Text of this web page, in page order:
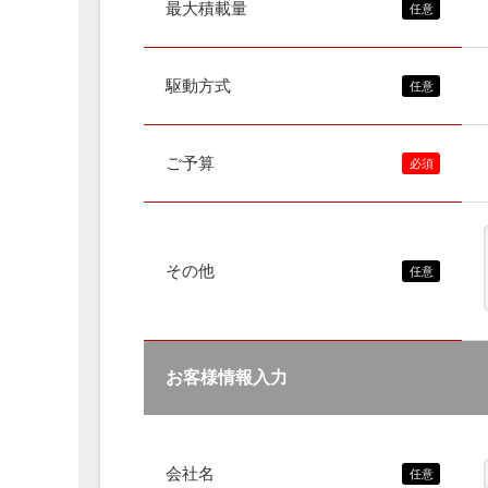
最大積載量
駆動方式
ご予算
その他
お客様情報入力
会社名